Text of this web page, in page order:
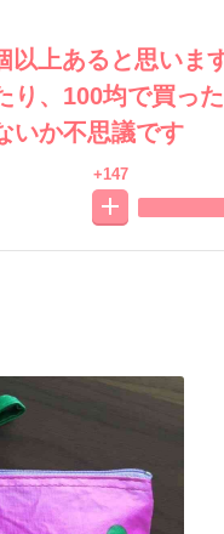
以上あると思いま
り、100均で買っ
いか不思議です
+147